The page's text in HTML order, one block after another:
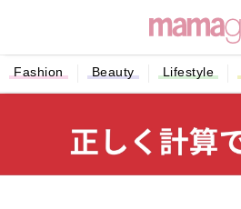
Fashion Beauty Lifestyle